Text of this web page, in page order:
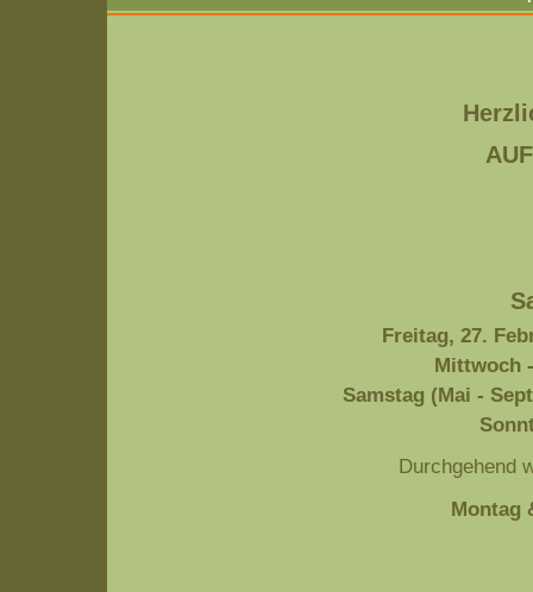
Freitag, 27.
Mittwoch
Samstag (Mai -
Durchgehend
Montag